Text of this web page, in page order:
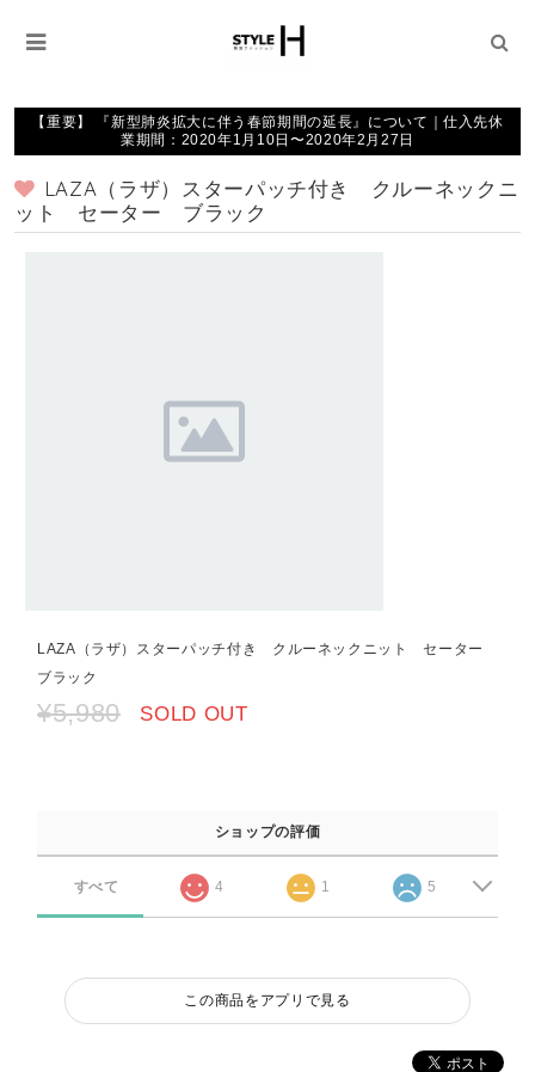
【重要】 『新型肺炎拡大に伴う春節期間の延長』について｜仕入先休
業期間：2020年1月10日〜2020年2月27日
LAZA（ラザ）スターパッチ付き クルーネックニ
ット セーター ブラック
LAZA（ラザ）スターパッチ付き クルーネックニット セーター
ブラック
¥5,980 SOLD OUT
ショップの評価
すべて 4 1 5
この商品をアプリで見る